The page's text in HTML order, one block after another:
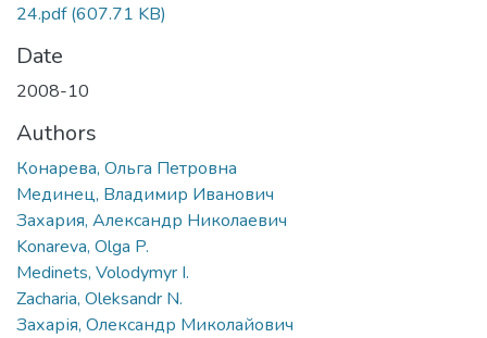
24.pdf(607.71 KB)
Date
2008-10
Authors
Конарева, Ольга Петровна
Мединец, Владимир Иванович
Захария, Александр Николаевич
Konareva, Olga P.
Medinets, Volodymyr I.
Zacharia, Oleksandr N.
Захарія, Олександр Миколайович